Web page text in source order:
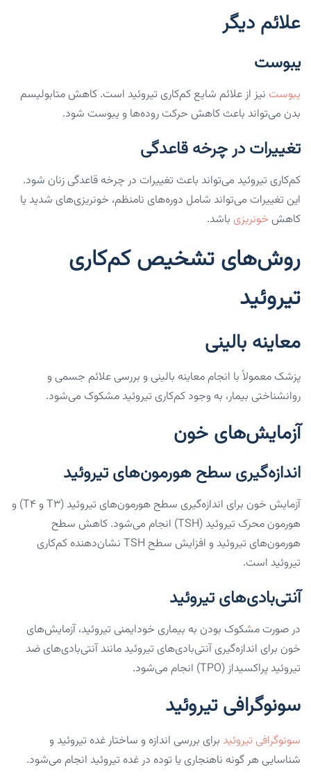
علائم دیگر
یبوست
یبوست نیز از علائم شایع کم‌کاری تیروئید است. کاهش متابولیسم
بدن می‌تواند باعث کاهش حرکت روده‌ها و یبوست شود.
تغییرات در چرخه قاعدگی
کم‌کاری تیروئید می‌تواند باعث تغییرات در چرخه قاعدگی زنان شود.
این تغییرات می‌تواند شامل دوره‌های نامنظم، خونریزی‌های شدید یا
کاهش خونریزی باشد.
روش‌های تشخیص کم‌کاری
تیروئید
معاینه بالینی
پزشک معمولاً با انجام معاینه بالینی و بررسی علائم جسمی و
روانشناختی بیمار، به وجود کم‌کاری تیروئید مشکوک می‌شود.
آزمایش‌های خون
اندازه‌گیری سطح هورمون‌های تیروئید
آزمایش خون برای اندازه‌گیری سطح هورمون‌های تیروئید (T3 و T4) و
هورمون محرک تیروئید (TSH) انجام می‌شود. کاهش سطح
هورمون‌های تیروئید و افزایش سطح TSH نشان‌دهنده کم‌کاری
تیروئید است.
آنتی‌بادی‌های تیروئید
در صورت مشکوک بودن به بیماری خودایمنی تیروئید، آزمایش‌های
خون برای اندازه‌گیری آنتی‌بادی‌های تیروئید مانند آنتی‌بادی‌های ضد
تیروئید پراکسیداز (TPO) انجام می‌شود.
سونوگرافی تیروئید
سونوگرافی تیروئید برای بررسی اندازه و ساختار غده تیروئید و
شناسایی هر گونه ناهنجاری یا توده در غده تیروئید انجام می‌شود.